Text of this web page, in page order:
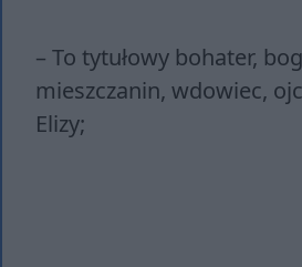
– To tytułowy bohater,
mieszczanin, wdowiec,
Elizy;